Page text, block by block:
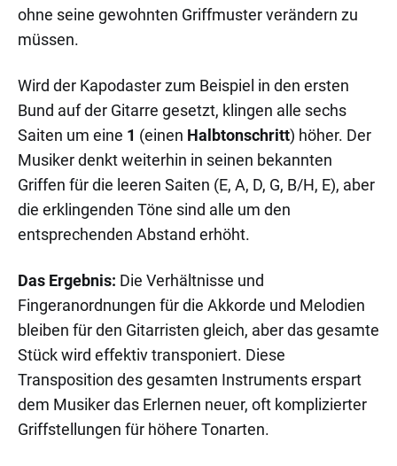
ohne seine gewohnten Griffmuster verändern zu
müssen.
Wird der Kapodaster zum Beispiel in den ersten
Bund auf der Gitarre gesetzt, klingen alle sechs
Saiten um eine 1 (einen Halbtonschritt) höher. Der
Musiker denkt weiterhin in seinen bekannten
Griffen für die leeren Saiten (E, A, D, G, B/H, E), aber
die erklingenden Töne sind alle um den
entsprechenden Abstand erhöht.
Das Ergebnis: Die Verhältnisse und
Fingeranordnungen für die Akkorde und Melodien
bleiben für den Gitarristen gleich, aber das gesamte
Stück wird effektiv transponiert. Diese
Transposition des gesamten Instruments erspart
dem Musiker das Erlernen neuer, oft komplizierter
Griffstellungen für höhere Tonarten.